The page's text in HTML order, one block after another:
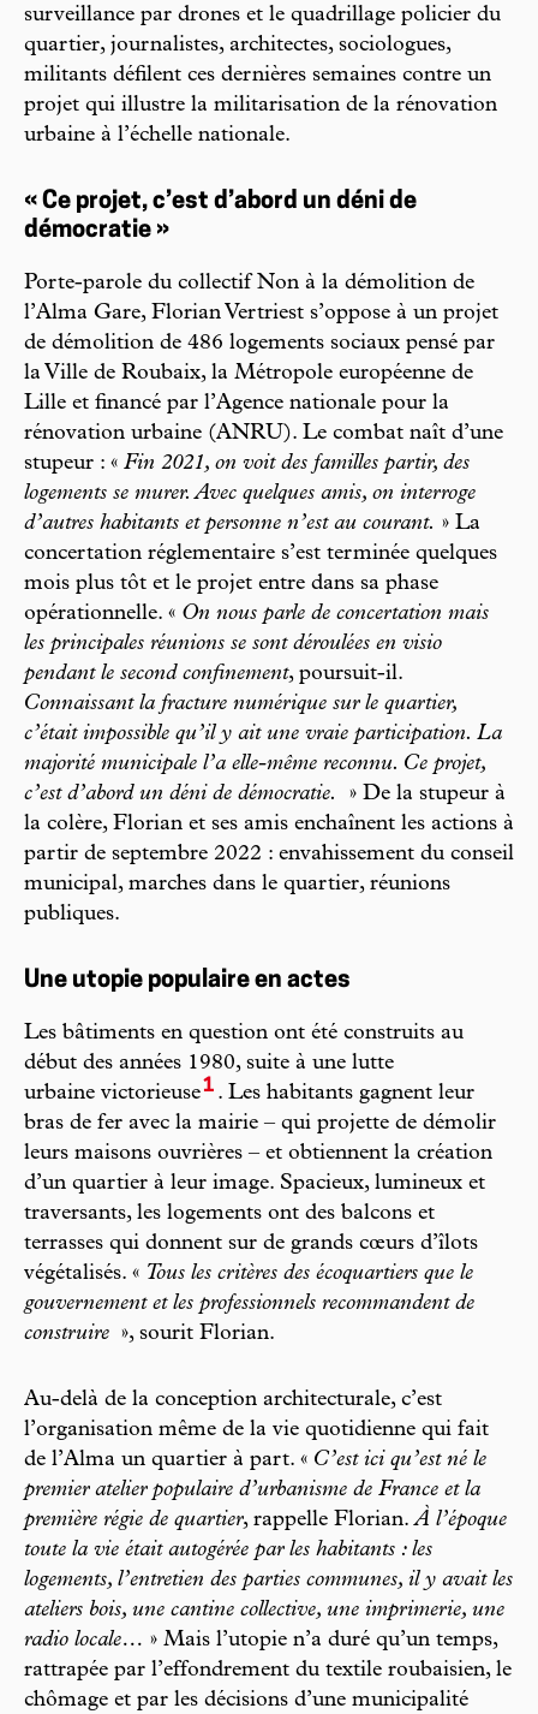
surveillance par drones et le quadrillage policier du
quartier, journalistes, architectes, sociologues,
militants défilent ces dernières semaines contre un
projet qui illustre la militarisation de la rénovation
urbaine à l’échelle nationale.
« Ce projet, c’est d’abord un déni de
démocratie »
Porte-parole du collectif Non à la démolition de
l’Alma Gare, Florian Vertriest s’oppose à un projet
de démolition de 486 logements sociaux pensé par
la Ville de Roubaix, la Métropole européenne de
Lille et financé par l’Agence nationale pour la
rénovation urbaine (ANRU). Le combat naît d’une
stupeur : « Fin 2021, on voit des familles partir, des
logements se murer. Avec quelques amis, on interroge
d’autres habitants et personne n’est au courant. » La
concertation réglementaire s’est terminée quelques
mois plus tôt et le projet entre dans sa phase
opérationnelle. « On nous parle de concertation mais
les principales réunions se sont déroulées en visio
pendant le second confinement, poursuit-il.
Connaissant la fracture numérique sur le quartier,
c’était impossible qu’il y ait une vraie participation. La
majorité municipale l’a elle-même reconnu. Ce projet,
c’est d’abord un déni de démocratie.
» De la stupeur à
la colère, Florian et ses amis enchaînent les actions à
partir de septembre 2022 : envahissement du conseil
municipal, marches dans le quartier, réunions
publiques.
Une utopie populaire en actes
Les bâtiments en question ont été construits au
début des années 1980, suite à une lutte
urbaine victorieuse1 . Les habitants gagnent leur
bras de fer avec la mairie – qui projette de démolir
leurs maisons ouvrières – et obtiennent la création
d’un quartier à leur image. Spacieux, lumineux et
traversants, les logements ont des balcons et
terrasses qui donnent sur de grands cœurs d’îlots
végétalisés. « Tous les critères des écoquartiers que le
gouvernement et les professionnels recommandent de
construire », sourit Florian.
Au-delà de la conception architecturale, c’est
l’organisation même de la vie quotidienne qui fait
de l’Alma un quartier à part. « C’est ici qu’est né le
premier atelier populaire d’urbanisme de France et la
première régie de quartier, rappelle Florian.À l’époque
toute la vie était autogérée par les habitants : les
logements, l’entretien des parties communes, il y avait les
ateliers bois, une cantine collective, une imprimerie, une
radio locale… » Mais l’utopie n’a duré qu’un temps,
rattrapée par l’effondrement du textile roubaisien, le
chômage et par les décisions d’une municipalité